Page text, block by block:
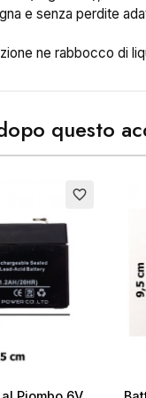
e senza perdite
ne rabbocco di
questo
favorite_border